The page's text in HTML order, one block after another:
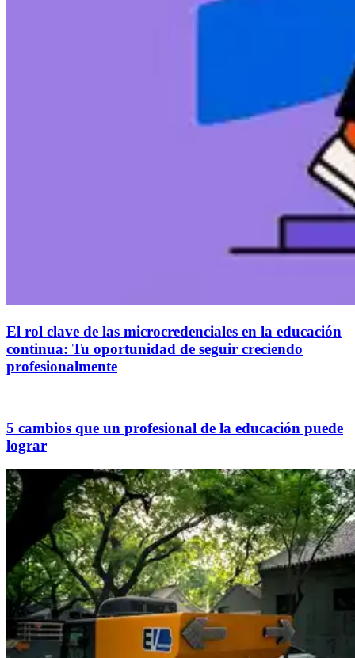
El rol clave de las microcredenciales en la educación
continua: Tu oportunidad de seguir creciendo
profesionalmente
5 cambios que un profesional de la educación puede
lograr